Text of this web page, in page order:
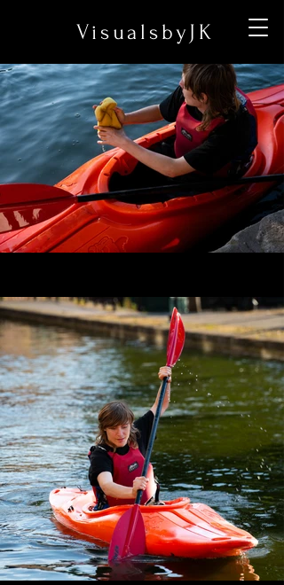
VisualsbyJK